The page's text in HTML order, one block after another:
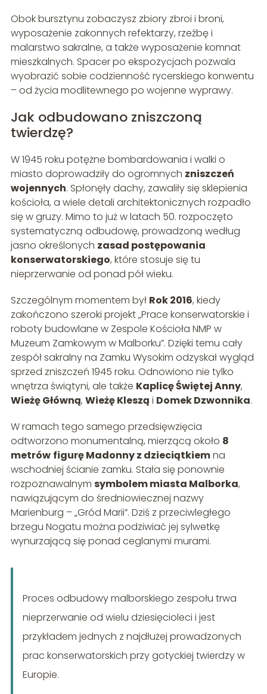
Obok bursztynu zobaczysz zbiory zbroi i broni,
wyposażenie zakonnych refektarzy, rzeźbę i
malarstwo sakralne, a także wyposażenie komnat
mieszkalnych. Spacer po ekspozycjach pozwala
wyobrazić sobie codzienność rycerskiego konwentu
– od życia modlitewnego po wojenne wyprawy.
Jak odbudowano zniszczoną
twierdzę?
W 1945 roku potężne bombardowania i walki o
miasto doprowadziły do ogromnych zniszczeń
wojennych. Spłonęły dachy, zawaliły się sklepienia
kościoła, a wiele detali architektonicznych rozpadło
się w gruzy. Mimo to już w latach 50. rozpoczęto
systematyczną odbudowę, prowadzoną według
jasno określonych zasad postępowania
konserwatorskiego, które stosuje się tu
nieprzerwanie od ponad pół wieku.
Szczególnym momentem był Rok 2016, kiedy
zakończono szeroki projekt „Prace konserwatorskie i
roboty budowlane w Zespole Kościoła NMP w
Muzeum Zamkowym w Malborku”. Dzięki temu cały
zespół sakralny na Zamku Wysokim odzyskał wygląd
sprzed zniszczeń 1945 roku. Odnowiono nie tylko
wnętrza świątyni, ale także Kaplicę Świętej Anny,
Wieżę Główną, Wieżę Kleszą i Domek Dzwonnika.
W ramach tego samego przedsięwzięcia
odtworzono monumentalną, mierzącą około 8
metrów figurę Madonny z dzieciątkiemna
wschodniej ścianie zamku. Stała się ponownie
rozpoznawalnym symbolem miasta Malborka,
nawiązującym do średniowiecznej nazwy
Marienburg – „Gród Marii”. Dziś z przeciwległego
brzegu Nogatu można podziwiać jej sylwetkę
wynurzającą się ponad ceglanymi murami.
Proces odbudowy malborskiego zespołu trwa
nieprzerwanie od wielu dziesięcioleci i jest
przykładem jednych z najdłużej prowadzonych
prac konserwatorskich przy gotyckiej twierdzy w
Europie.